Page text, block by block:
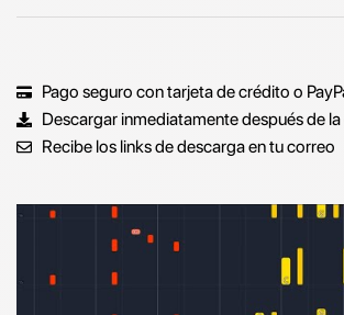
Pago seguro con tarjeta de crédito o
Descargar inmediatamente después de
Recibe los links de descarga en tu correo